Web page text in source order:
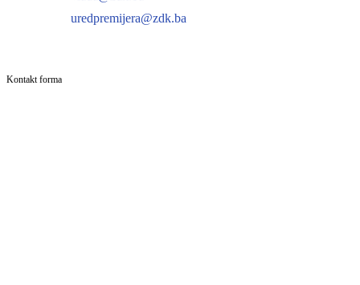
uredpremijera@zdk.ba
Kontakt forma